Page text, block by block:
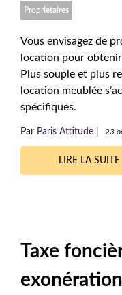
Proprietaires
Vous envisagez de
location pour
Plus souple et plus
location meublée
spécifiques.
Par Paris Attitude 23
LIRE LA SUITE
Taxe